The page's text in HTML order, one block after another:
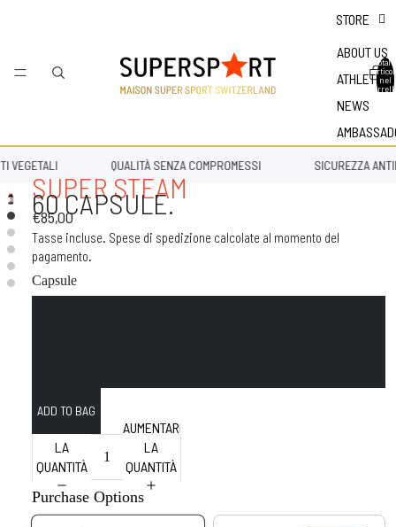
STORE
ABOUT US
ATHLETES
NEWS
Totale
nel
VEGETALI QUALITÀ SENZA COMPROMESSI SICUREZZA
SUPER STEAM
60 CAPSULE.
€85,00
Tasse incluse. Spese di spedizione calcolate al momento del
pagamento.
Capsule
LA
QUANTITÀ
AUMENTARE
LA
QUANTITÀ
Purchase Options